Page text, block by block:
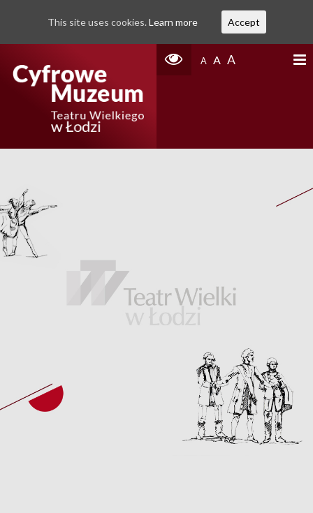
A A A
This site uses cookies. Learn more Accept